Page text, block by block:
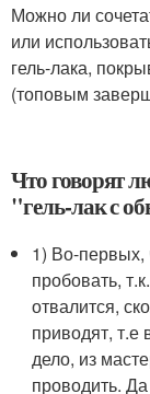
Можно ли
или
гель-лака,
(топовым
Что говорят
"гель-лак с
1) Во-первых,
пробовать,
отвалится,
приводят, т.е
дело, из
проводить.